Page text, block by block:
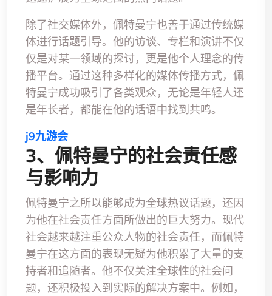
除了社交媒体外，佩特曼宁也善于通过传统媒
体进行话题引导。他的访谈、专栏和演讲不仅
仅是对某一领域的探讨，更是他个人理念的传
播平台。通过这种多样化的媒体传播方式，佩
特曼宁成功吸引了各类观众，无论是年轻人还
是年长者，都能在他的话语中找到共鸣。
j9九游会
3、佩特曼宁的社会责任感
与影响力
佩特曼宁之所以能够成为全球热议话题，还因
为他在社会责任方面所做出的巨大努力。现代
社会越来越注重公众人物的社会责任，而佩特
曼宁在这方面的表现无疑为他积累了大量的支
持者和追随者。他不仅关注全球性的社会问
题，还积极投入到实际的解决方案中。例如，